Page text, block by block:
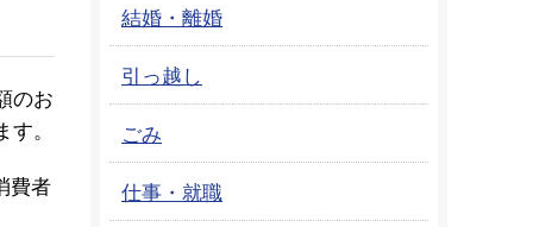
のお
。
費者
結婚・離婚
引っ越し
ごみ
仕事・就職